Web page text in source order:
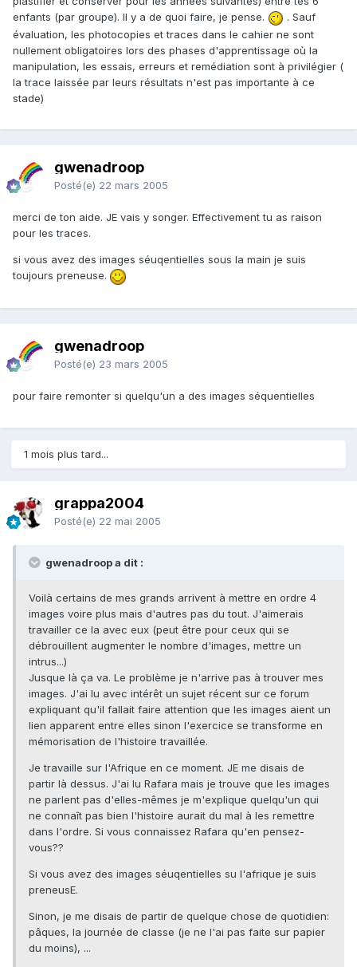
enfants (par groupe). Il y a de quoi faire, je pense.
. Sauf
évaluation, les photocopies et traces dans le cahier ne sont
nullement obligatoires lors des phases d'apprentissage où la
manipulation, les essais, erreurs et remédiation sont à privilégier (
la trace laissée par leurs résultats n'est pas importante à ce
stade)
gwenadroop
Posté(e) 22 mars 2005
merci de ton aide. JE vais y songer. Effectivement tu as raison
pour les traces.
si vous avez des images séuqentielles sous la main je suis
toujours preneuse.
gwenadroop
Posté(e) 23 mars 2005
pour faire remonter si quelqu'un a des images séquentielles
1 mois plus tard...
grappa2004
Posté(e) 22 mai 2005
gwenadroop a dit :
Voilà certains de mes grands arrivent à mettre en ordre 4
images voire plus mais d'autres pas du tout. J'aimerais
travailler ce la avec eux (peut être pour ceux qui se
débrouillent augmenter le nombre d'images, mettre un
intrus...)
Jusque là ça va. Le problème je n'arrive pas à trouver mes
images. J'ai lu avec intérêt un sujet récent sur ce forum
expliquant qu'il fallait faire attention que les images aient un
lien apparent entre elles sinon l'exercice se transforme en
mémorisation de l'histoire travaillée.
Je travaille sur l'Afrique en ce moment. JE me disais de
partir là dessus. J'ai lu Rafara mais je trouve que les images
ne parlent pas d'elles-mêmes je m'explique quelqu'un qui
ne connaît pas bien l'histoire aurait du mal à les remettre
dans l'ordre. Si vous connaissez Rafara qu'en pensez-
vous??
Si vous avez des images séuqentielles su l'afrique je suis
preneusE.
Sinon, je me disais de partir de quelque chose de quotidien:
pâques, la journée de classe (je ne l'ai pas faite sur papier
du moins), ...